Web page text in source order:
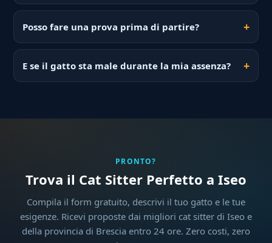
Posso fare una prova prima di partire?
E se il gatto sta male durante la mia assenza?
PRONTO?
Trova il Cat Sitter Perfetto a Iseo
Compila il form gratuito, descrivi il tuo gatto e le tue
esigenze. Ricevi proposte dai migliori cat sitter di Iseo e
della provincia di Brescia entro 24 ore. Zero costi, zero